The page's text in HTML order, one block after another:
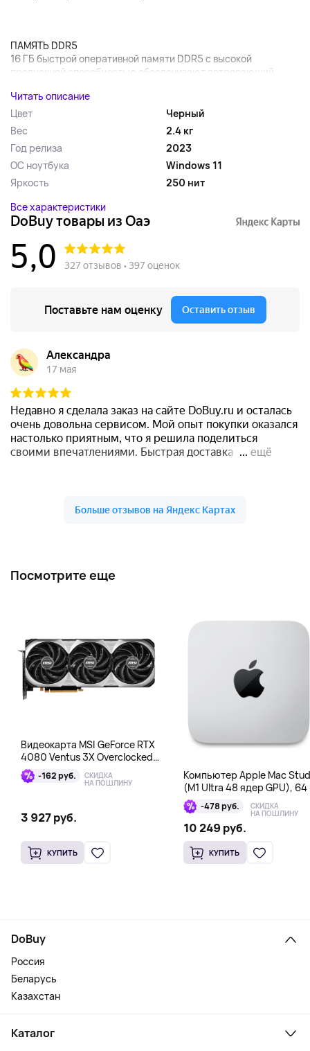
ПАМЯТЬ DDR5
16 ГБ быстрой оперативной памяти DDR5 с высокой
пропускной способностью обеспечивают потрясающий...
Читать описание
Цвет
Черный
Вес
2.4 кг
Год релиза
2023
ОС ноутбука
Windows 11
Яркость
250 нит
Все характеристики
Посмотрите еще
Видеокарта MSI GeForce RTX
4080 Ventus 3X Overclocked
16GB DDR6X
-162 руб. СКИДКА
НА ПОШЛИНУ
3 927 руб.
КУПИТЬ
Компьютер Apple Mac
(M1 Ultra 48 ядер GPU), 64
1 Тб -478 руб. СКИДКА
НА ПОШЛИНУ
10 249 руб.
КУПИТЬ
DoBuy
Россия
Беларусь
Казахстан
Каталог